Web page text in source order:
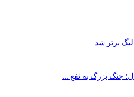
لیگ برتر شد
جنگ بزرگ به نفع ...